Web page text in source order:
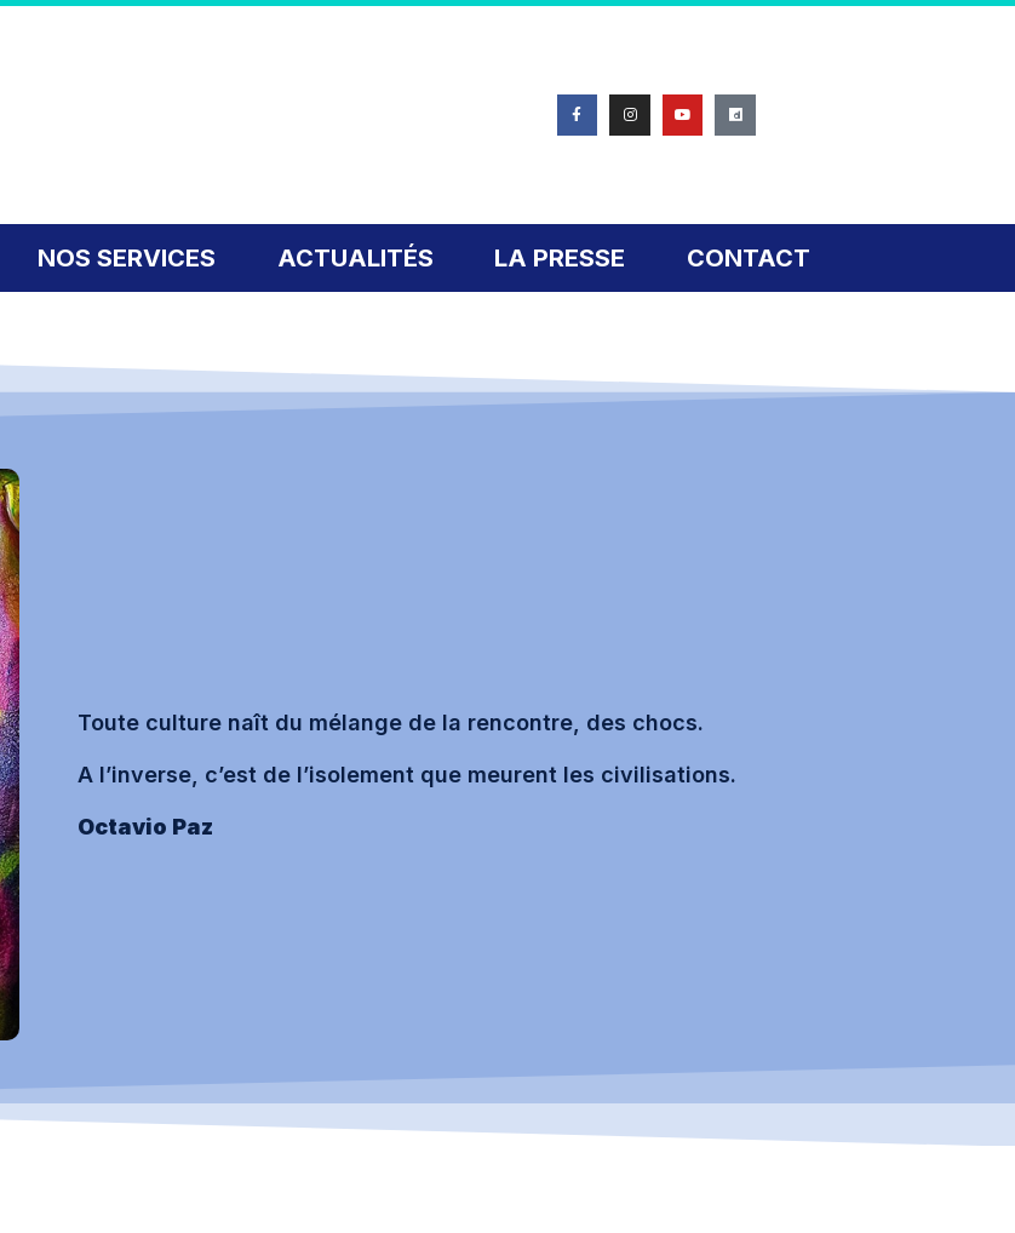
NOS SERVICES ACTUALITÉS LA PRESSE CONTACT
Toute culture naît du mélange de la rencontre, des chocs.
A l’inverse, c’est de l’isolement que meurent les civilisations.
Octavio Paz